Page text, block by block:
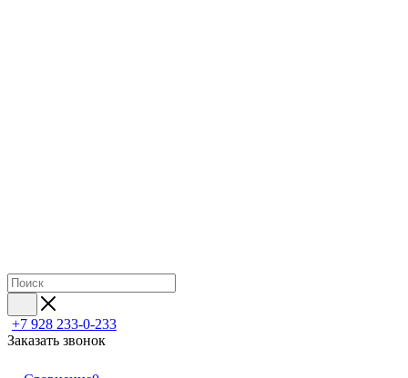
+7 928 233-0-233
Заказать звонок